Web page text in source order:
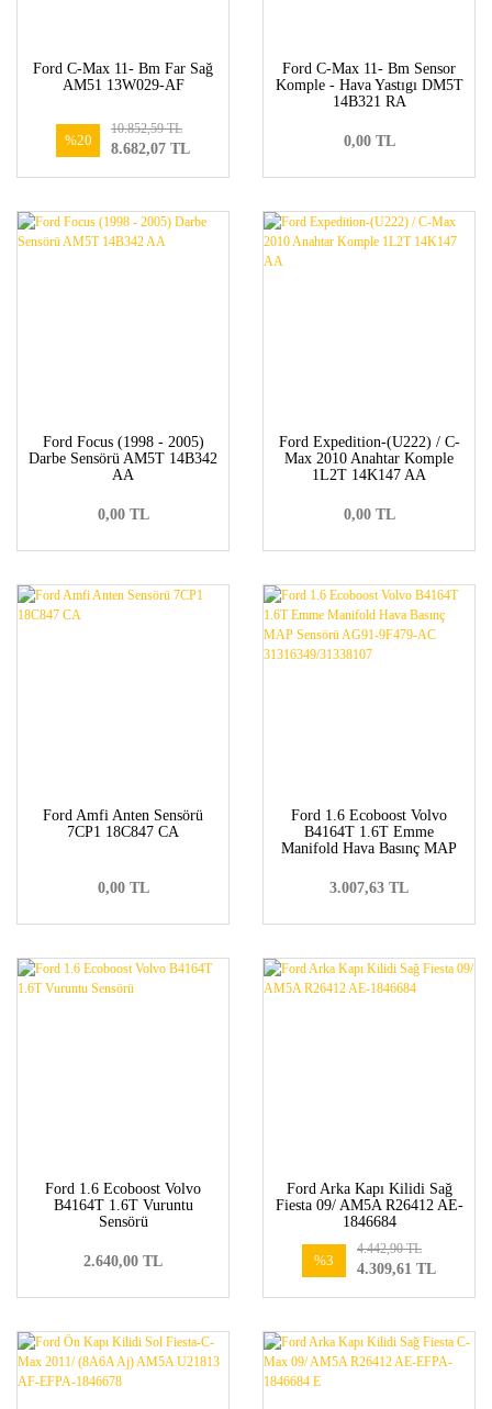
Ford C-Max 11- Bm Far Sağ
AM51 13W029-AF
%20
8.682,07 TL
10.852,59 TL
Ford C-Max 11- Bm Sensor
Komple - Hava Yastıgı DM5T
14B321 RA
0,00 TL
Ford Focus (1998 - 2005)
Darbe Sensörü AM5T 14B342
AA
0,00 TL
Ford Expedition-(U222) / C-
Max 2010 Anahtar Komple
1L2T 14K147 AA
0,00 TL
Ford Amfi Anten Sensörü
7CP1 18C847 CA
0,00 TL
Ford 1.6 Ecoboost Volvo
B4164T 1.6T Emme
Manifold Hava Basınç MAP
31316349/31338107
3.007,63 TL
Ford 1.6 Ecoboost Volvo
B4164T 1.6T Vuruntu
Sensörü
2.640,00 TL
Ford Arka Kapı Kilidi Sağ
Fiesta 09/ AM5A R26412 AE-
1846684
%3
4.309,61 TL
4.442,90 TL